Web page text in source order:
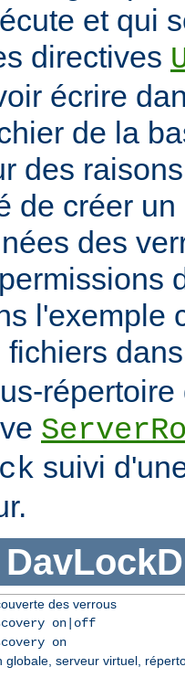
et qui
directives
écrire
de la
des
de créer
des
l'exemple
fichiers
suivi
des verrous
on|off
on
globale, serveur virtuel,